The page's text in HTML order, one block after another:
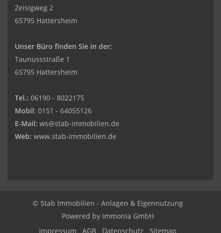
Zeisigweg 2
65795 Hattersheim
Unser Büro finden Sie in der:
Taunussstraße 1
65795 Hattersheim
Tel.: 06190 - 8022175
Mobil: 0151 - 64055126
E-Mail: ws@stab-immobilien.de
Web: www.stab-immobilien.de
© Stab Immobilien - Anlagen & Eigennutzung
Powered by Immonia GmbH
Impressum
AGB Datenschutz Sitemap